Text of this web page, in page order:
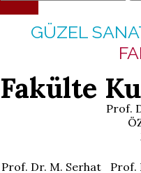
GÜZEL
Fakülte
Prof.
Prof. Dr. M. Serhat
Prof.